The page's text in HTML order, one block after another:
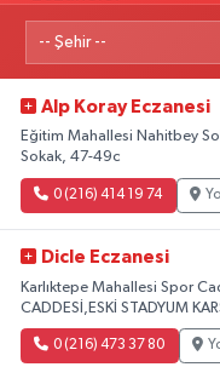
Alp Koray Eczanesi
Eğitim Mahallesi Nahitbey
Sokak, 47-49c
0 (216) 414 19 74
Dicle Eczanesi
Karlıktepe Mahallesi Spor
CADDESİ,ESKİ STADYUM
0 (216) 473 37 80